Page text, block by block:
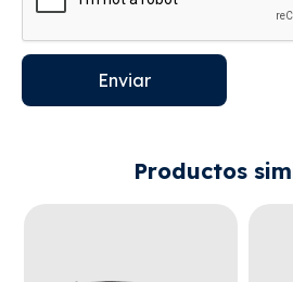
Enviar
Productos